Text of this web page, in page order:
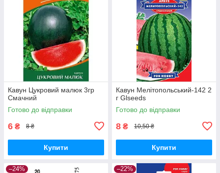
Кавун Цукровий малюк 3гр
Смачний
Готово до відправки
6 ₴ 8 ₴
Купити
Кавун Мелітопольський-142 2
г Glseeds
Готово до відправки
8 ₴ 10,50 ₴
Купити
–24% –22%